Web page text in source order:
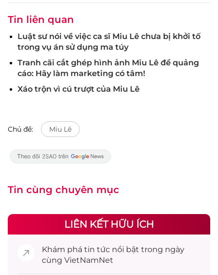
Tin liên quan
Luật sư nói về việc ca sĩ Miu Lê chưa bị khởi tố
trong vụ án sử dụng ma túy
Tranh cãi cắt ghép hình ảnh Miu Lê để quảng
cáo: Hãy làm marketing có tâm!
Xáo trộn vì cú trượt của Miu Lê
Chủ đề: Miu Lê
Tin cùng chuyên mục
LIÊN KẾT HỮU ÍCH
Khám phá tin tức nổi bật trong ngày
cùng VietNamNet